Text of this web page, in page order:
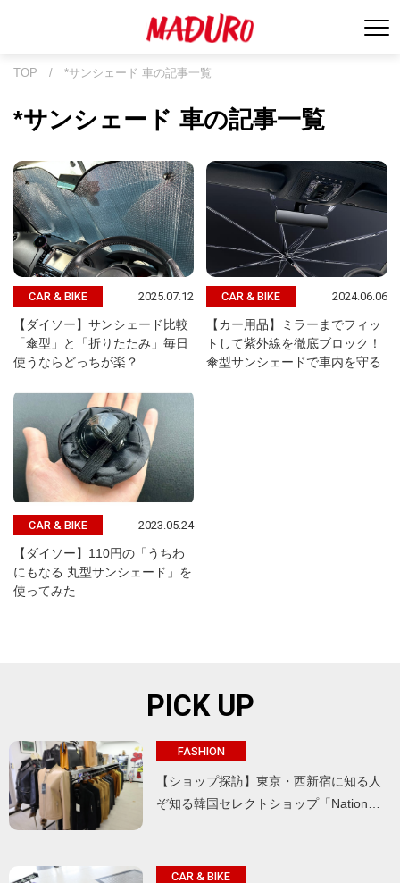
TOP / *サンシェード 車の記事一覧
*サンシェード 車の記事一覧
CAR & BIKE 2025.07.12
【ダイソー】サンシェード比較
「傘型」と「折りたたみ」毎日
使うならどっちが楽？
CAR & BIKE 2024.06.06
【カー用品】ミラーまでフィッ
トして紫外線を徹底ブロック！
傘型サンシェードで車内を守る
CAR & BIKE 2023.05.24
【ダイソー】110円の「うちわ
にもなる 丸型サンシェード」を
使ってみた
PICK UP
FASHION
【ショップ探訪】東京・西新宿に知る人
ぞ知る韓国セレクトショップ「Nation…
CAR & BIKE